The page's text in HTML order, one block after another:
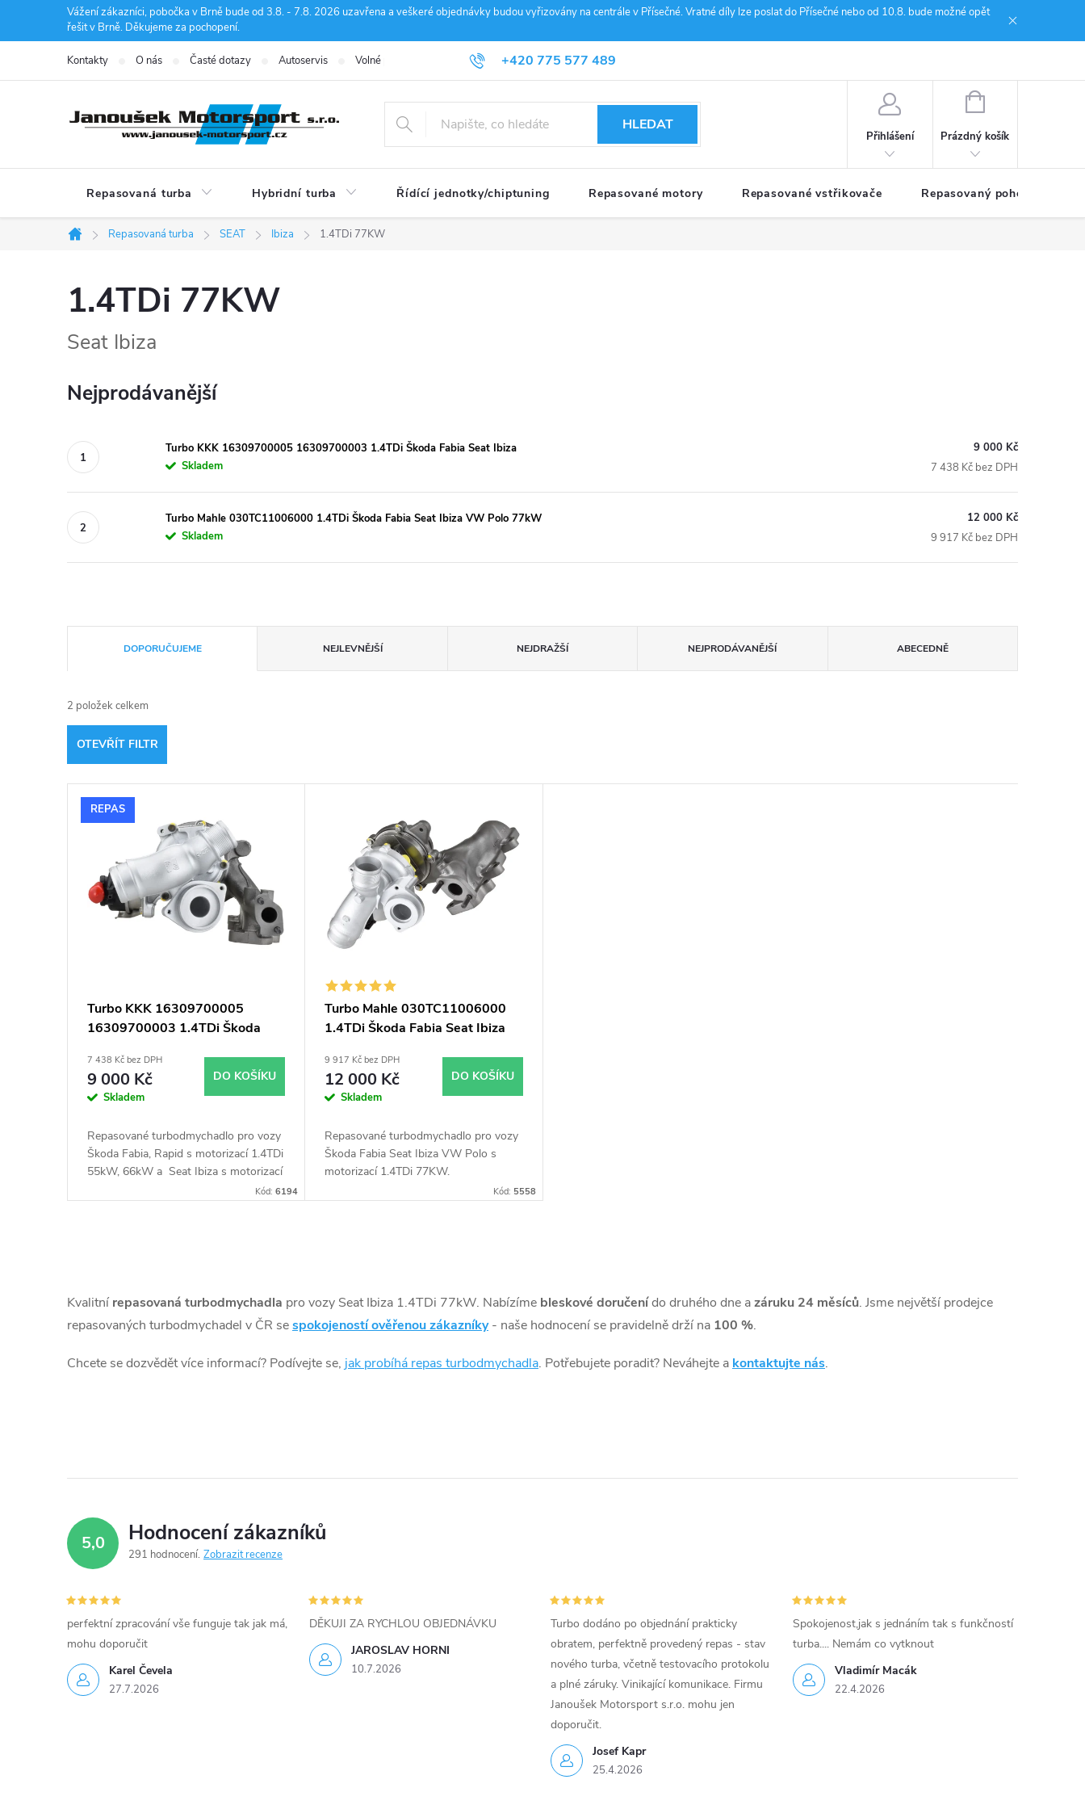
Vážení zákazníci, pobočka v Brně bude od 3.8. - 7.8. 2026 uzavřena a veškeré objednávky budou vyřizovány na centrále v Přísečné. Vratné díly lze poslat do Přísečné nebo od 10.8. bude možné opět
řešit v Brně. Děkujeme za pochopení.
+420 775 577 489
info@janousek-motorsport.cz
Kontakty O nás Časté dotazy Autoservis Volné pozice Obchodní podmínky Reklamace
HLEDAT
Přihlášení
NÁKUPNÍ
Prázdný košík
Repasovaná turba Hybridní turba Řídící jednotky/chiptuning Repasované motory Repasované vstřikovače Repasovaný pohon TDM
Domů
Repasovaná turba SEAT Ibiza 1.4TDi 77KW
1.4TDi 77KW
Seat Ibiza
Nejprodávanější
Turbo KKK 16309700005 16309700003 1.4TDi Škoda Fabia Seat Ibiza
Skladem
9 000 Kč
7 438 Kč bez DPH
Turbo Mahle 030TC11006000 1.4TDi Škoda Fabia Seat Ibiza VW Polo 77kW
Skladem
12 000 Kč
9 917 Kč bez DPH
a
z
e
n
DOPORUČUJEME NEJLEVNĚJŠÍ NEJDRAŽŠÍ NEJPRODÁVANĚJŠÍ ABECEDNĚ
2 položek celkem
OTEVŘÍT FILTR
V
k
ů
REPAS
Turbo KKK 16309700005
16309700003 1.4TDi Škoda
7 438 Kč bez DPH
9 000 Kč
Skladem
DO KOŠÍKU
Repasované turbodmychadlo pro vozy
Škoda Fabia, Rapid s motorizací 1.4TDi
55kW, 66kW a Seat Ibiza s motorizací
1.4TDi 55kW, 66kW, 77kW, Audi A1
Kód:6194
Turbo Mahle 030TC11006000
1.4TDi Škoda Fabia Seat Ibiza
9 917 Kč bez DPH
12 000 Kč
Skladem
DO KOŠÍKU
Repasované turbodmychadlo pro vozy
Škoda Fabia Seat Ibiza VW Polo s
motorizací 1.4TDi 77KW.
Kód: 5558
v
l
á
í
p
r
k
y
v
Kvalitní repasovaná turbodmychadla pro vozy Seat Ibiza 1.4TDi 77kW. Nabízíme bleskové doručenído druhého dne azáruku 24 měsíců. Jsme největší prodejce
repasovaných turbodmychadel v ČR sespokojeností ověřenou zákazníky - naše hodnocení se pravidelně drží na 100 %.
Chcete se dozvědět více informací? Podívejte se, jak probíhá repas turbodmychadla. Potřebujete poradit? Neváhejte a kontaktujte nás.
5,0 Hodnocení zákazníků
291 hodnocení Zobrazit recenze
Karel Čevela
27.7.2026
perfektní zpracování vše funguje tak jak má,
mohu doporučit
JAROSLAV HORNI
10.7.2026
DĚKUJI ZA RYCHLOU OBJEDNÁVKU
Josef Kapr
25.4.2026
Turbo dodáno po objednání prakticky
obratem, perfektně provedený repas - stav
nového turba, včetně testovacího protokolu
a plné záruky. Vinikající komunikace. Firmu
Janoušek Motorsport s.r.o. mohu jen
doporučit.
Vladimír Macák
22.4.2026
Spokojenost,jak s jednáním tak s funkčností
turba.... Nemám co vytknout